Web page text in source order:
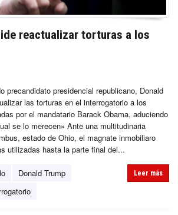
reactualizar torturas a los
precandidato presidencial republicano, Donald
las torturas en el interrogatorio a los
por el mandatario Barack Obama, aduciendo
se lo merecen» Ante una multitudinaria
estado de Ohio, el magnate inmobiliaro
utilizadas hasta la parte final del...
Donald Trump
Leer más